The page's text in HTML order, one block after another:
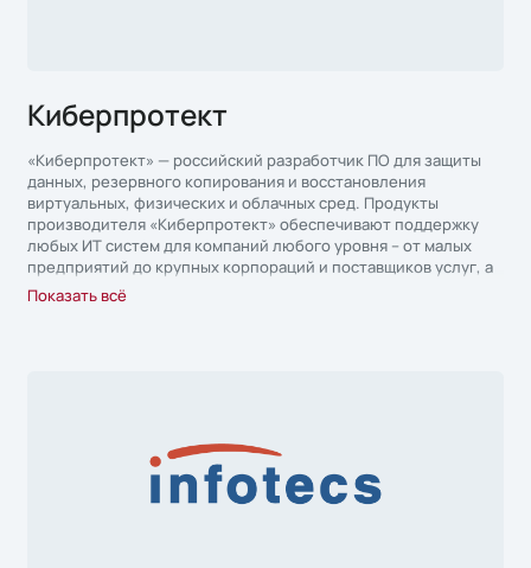
Киберпротект
«Киберпротект» — российский разработчик ПО для защиты
данных, резервного копирования и восстановления
виртуальных, физических и облачных сред. Продукты
производителя «Киберпротект» обеспечивают поддержку
любых ИТ систем для компаний любого уровня – от малых
предприятий до крупных корпораций и поставщиков услуг, а
также полную совместимость с ОС ROSA Linux, AstraLinux и
AltLinux.
Показать всё